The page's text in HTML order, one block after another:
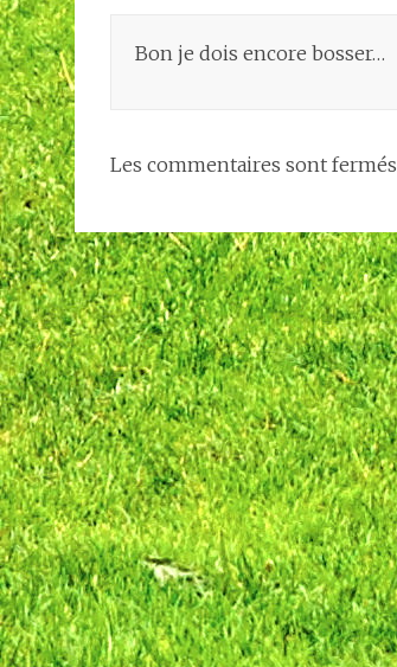
Bon je dois encore bosser…
Les commentaires sont fermés